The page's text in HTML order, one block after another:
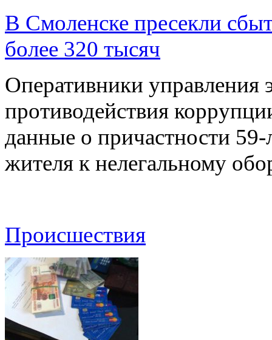
В Смоленске пресекли
более 320 тысяч
Оперативники управления
противодействия
данные о причастности 59-
жителя к нелегальному
Происшествия